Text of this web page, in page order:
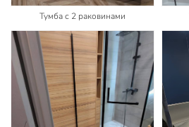
Тумба с 2 раковинами